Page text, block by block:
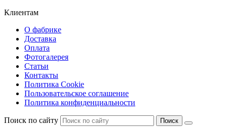
Клиентам
О фабрике
Доставка
Оплата
Фотогалерея
Статьи
Контакты
Политика Cookie
Пользовательское соглашение
Политика конфиденциальности
Поиск по сайту Поиск